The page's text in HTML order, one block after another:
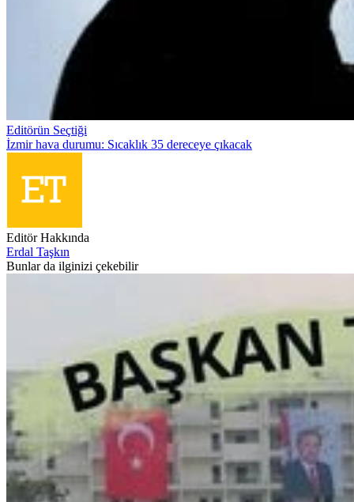
Editörün Seçtiği
İzmir hava durumu: Sıcaklık 35 dereceye çıkacak
Editör Hakkında
Erdal Taşkın
Bunlar da ilginizi çekebilir